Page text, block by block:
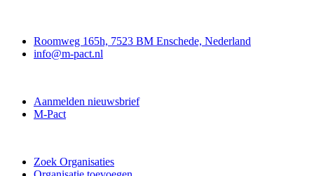
Roomweg 165h, 7523 BM Enschede, Nederland
info@m-pact.nl
Aanmelden nieuwsbrief
M-Pact
Zoek Organisaties